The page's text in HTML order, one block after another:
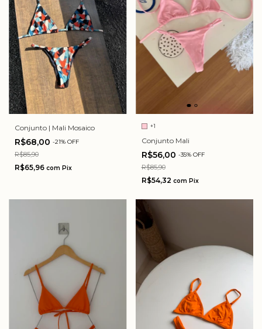
Conjunto | Mali Mosaico
R$68,00 -21% OFF
R$85,90
R$65,96 com Pix
+1
Conjunto Mali
R$56,00 -35% OFF
R$85,90
R$54,32 com Pix